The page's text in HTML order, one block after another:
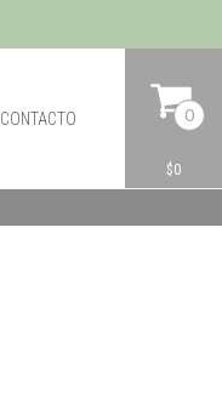
CONTACTO 0
$0